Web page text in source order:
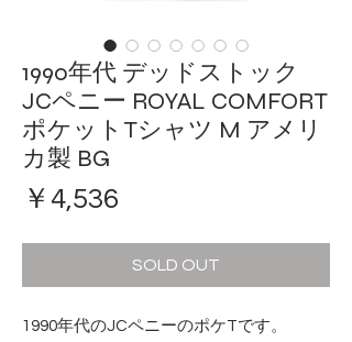
1990年代 デッドストック
JCペニー ROYAL COMFORT
ポケットTシャツ M アメリ
カ製 BG
￥4,536
SOLD OUT
1990年代のJCペニーのポケTです。